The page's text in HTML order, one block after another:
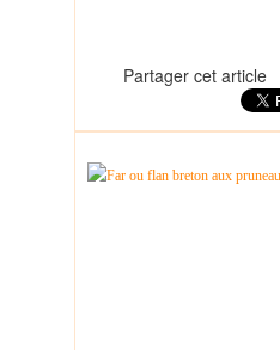
Partager cet article